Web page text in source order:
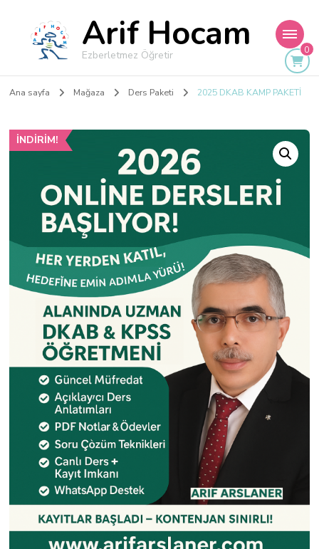
Arif Hocam
Ezberletmez Öğretir 0
Ana sayfa Mağaza Ders Paketi 2025 DKAB KAMP PAKETİ
İNDIRIM!